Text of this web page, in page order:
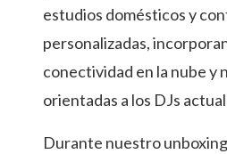
estudios domésticos y
personalizadas,
conectividad en la nube y
orientadas a los DJs
Durante nuestro